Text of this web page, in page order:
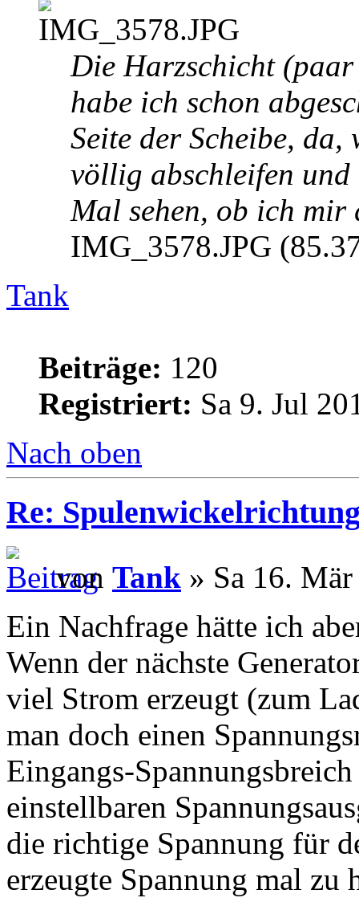
Die Harzschicht
habe ich schon
Seite der Scheibe,
völlig abschleifen und
Mal sehen, ob ich mir
IMG_3578.JPG
Tank
Beiträge: 120
Registriert: Sa 9. Jul
Nach oben
Re:
von Tank » Sa 16.
Ein Nachfrage hätte ich
Wenn der nächste
viel Strom erzeugt (zum
man doch einen
Eingangs-
einstellbaren
die richtige Spannung für
erzeugte Spannung mal zu